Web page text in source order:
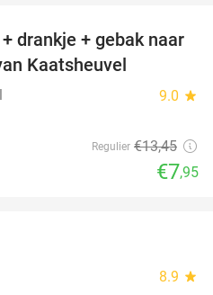
41%
drankje + gebak naar
Kaatsheuvel
9.0 star
Regulier €13,45
€7,95
8.9 star